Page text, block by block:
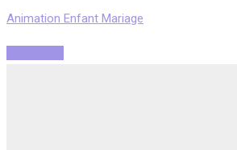
Animation Enfant Mariage